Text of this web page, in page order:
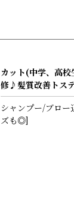
カット(中学、高
修♪髪質改善トス
シャンプー/ブロ
ズも◎]